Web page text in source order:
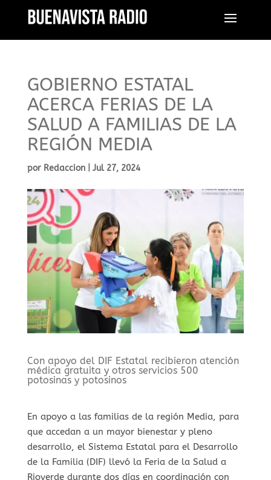
GOBIERNO ESTATAL
ACERCA FERIAS DE LA
SALUD A FAMILIAS DE LA
REGIÓN MEDIA
por Redaccion| Jul 27, 2024
Con apoyo del DIF Estatal recibieron atención
médica gratuita y otros servicios 500
potosinas y potosinos
En apoyo a las familias de la región Media, para
que accedan a un mayor bienestar y pleno
desarrollo, el Sistema Estatal para el Desarrollo
de la Familia (DIF) llevó la Feria de la Salud a
Rioverde durante dos días en coordinación con